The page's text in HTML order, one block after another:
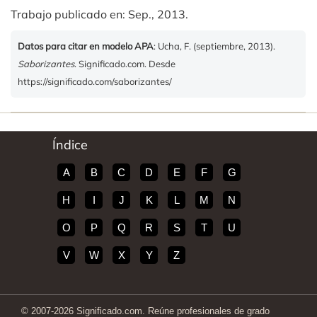
Trabajo publicado en: Sep., 2013.
Datos para citar en modelo APA: Ucha, F. (septiembre, 2013).
Saborizantes. Significado.com. Desde
https://significado.com/saborizantes/
Índice
A B C D E F G
H I J K L M N
O P Q R S T U
V W X Y Z
© 2007-2026 Significado.com. Reúne profesionales de grado